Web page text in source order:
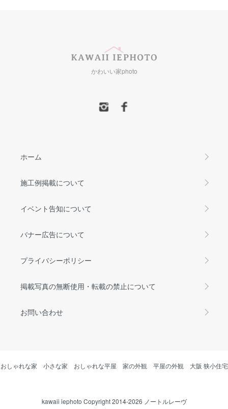
かわいい家photo
ホーム
施工例掲載について
イベント告知について
バナー広告について
プライバシーポリシー
掲載写真の無断使用・転載の禁止について
お問い合わせ
おしゃれな家 小さな家 おしゃれな平屋 家の外観 平屋の外観 大阪 狭小住宅
kawaii iephoto Copyright 2014-2026 ノートルレーヴ